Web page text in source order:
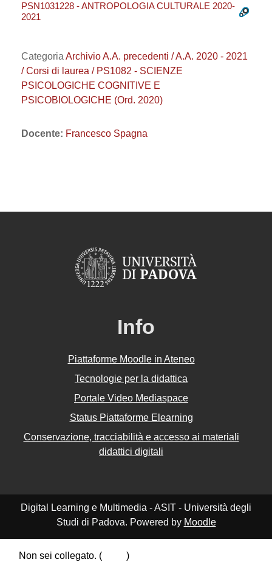
PSN1031228 - ANTROPOLOGIA CULTURALE 2020-
2021
Categoria Archivio A.A. precedenti / A.A. 2020 - 2021
/ Corsi di laurea / PS1082 - SCIENZE
PSICOLOGICHE COGNITIVE E
PSICOBIOLOGICHE (Ord. 2020)
Docente: Francesco Spagna
Info
Piattaforme Moodle in Ateneo
Tecnologie per la didattica
Portale Video Mediaspace
Status Piattaforme Elearning
Conservazione, tracciabilità e accesso ai materiali
didattici digitali
Digital Learning e Multimedia - ASIT - Università degli
Studi di Padova. Powered by Moodle
Non sei collegato. (
)